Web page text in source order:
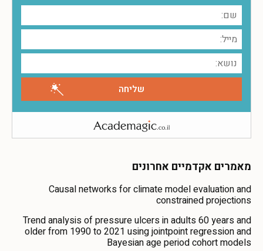
מאמרים אקדמיים אחרונים
Causal networks for climate model evaluation and
constrained projections
Trend analysis of pressure ulcers in adults 60 years and
older from 1990 to 2021 using jointpoint regression and
Bayesian age period cohort models